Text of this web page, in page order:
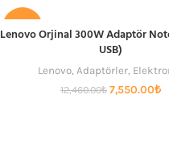
SEPETE EKLE
Lenovo Orjinal 300W Adaptör
USB)
Lenovo, Adaptörler,
12,460.00₺ Orijinal
7,550.00₺Şu